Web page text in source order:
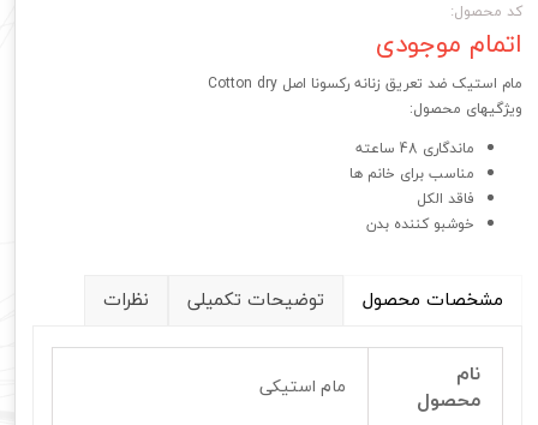
کد محصول:
اتمام موجودی
مام استیک ضد تعریق زنانه رکسونا اصل Cotton dry
ویژگیهای محصول:
ماندگاری 48 ساعته
مناسب برای خانم ها
فاقد الکل
خوشبو کننده بدن
مشخصات محصول توضیحات تکمیلی نظرات
نام
محصول
مام استیکی